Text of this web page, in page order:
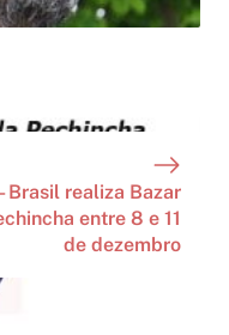
Brasil realiza Bazar
entre 8 e 11
de dezembro